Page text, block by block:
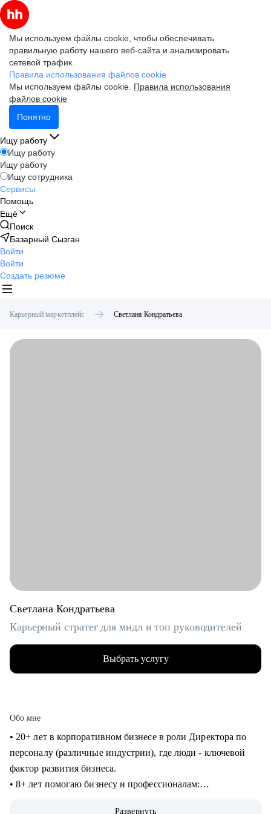
Мы используем файлы cookie, чтобы обеспечивать
правильную работу нашего веб-сайта и анализировать
сетевой трафик.
Правила использования файлов cookie
Мы используем файлы cookie. Правила использования
файлов cookie
Понятно
Ищу работу
Ищу работу
Ищу работу
Ищу сотрудника
Сервисы
Помощь
Ещё
Поиск
Базарный Сызган
Войти
Войти
Создать резюме
Карьерный маркетплейс Светлана Кондратьева
Светлана Кондратьева
Карьерный стратег для мидл и топ руководителей
Выбрать услугу
Обо мне
• 20+ лет в корпоративном бизнесе в роли Директора по
персоналу (различные индустрии), где люди - ключевой
фактор развития бизнеса.
• 8+ лет помогаю бизнесу и профессионалам:
Развернуть